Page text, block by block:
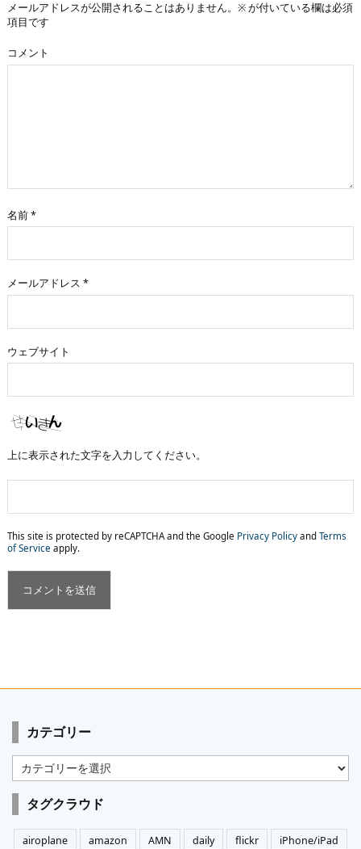
メールアドレスが公開されることはありません。 ※が付いている欄は必須
項目です
コメント
名前*
メールアドレス *
ウェブサイト
上に表示された文字を入力してください。
This site is protected by reCAPTCHA and the Google Privacy Policy and Terms
of Service apply.
カテゴリー
カ
テ
ゴ
リ
ー
タグクラウド
airoplane amazon AMN daily flickr
iPhone/iPad